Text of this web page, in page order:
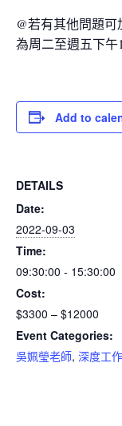
@若有其他問題可
為周二至週五下午
Add to
DETAILS
Date:
2022-09-03
Time:
09:30:00 - 15:30:00
Cost:
$3300 – $12000
Event Categories:
吳姵瑩老師, 深度工